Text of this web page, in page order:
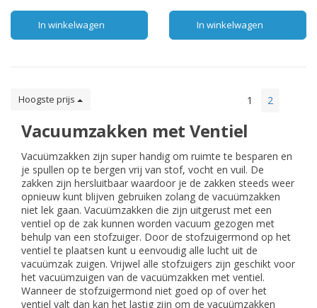
In winkelwagen In winkelwagen
Hoogste prijs 1 2
Vacuumzakken met Ventiel
Vacuümzakken zijn super handig om ruimte te besparen en
je spullen op te bergen vrij van stof, vocht en vuil. De
zakken zijn hersluitbaar waardoor je de zakken steeds weer
opnieuw kunt blijven gebruiken zolang de vacuümzakken
niet lek gaan. Vacuümzakken die zijn uitgerust met een
ventiel op de zak kunnen worden vacuum gezogen met
behulp van een stofzuiger. Door de stofzuigermond op het
ventiel te plaatsen kunt u eenvoudig alle lucht uit de
vacuümzak zuigen. Vrijwel alle stofzuigers zijn geschikt voor
het vacuümzuigen van de vacuümzakken met ventiel.
Wanneer de stofzuigermond niet goed op of over het
ventiel valt dan kan het lastig zijn om de vacuümzakken